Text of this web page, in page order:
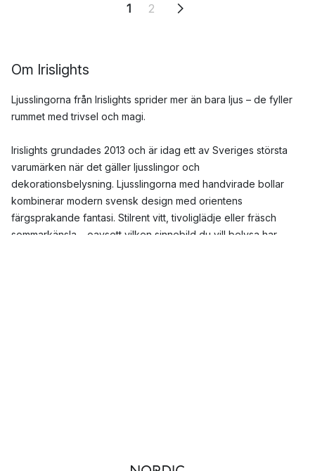
1 2
Om Irislights
Ljusslingorna från Irislights sprider mer än bara ljus – de fyller
rummet med trivsel och magi.
Irislights grundades 2013 och är idag ett av Sveriges största
varumärken när det gäller ljusslingor och
dekorationsbelysning. Ljusslingorna med handvirade bollar
kombinerar modern svensk design med orientens
färgsprakande fantasi. Stilrent vitt, tivoliglädje eller fräsch
sommarkänsla – oavsett vilken sinnebild du vill belysa har